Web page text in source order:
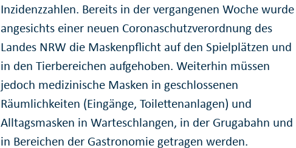
Inzidenzzahlen. Bereits in der vergangenen Woche wurde
angesichts einer neuen Coronaschutzverordnung des
Landes NRW die Maskenpflicht auf den Spielplätzen und
in den Tierbereichen aufgehoben. Weiterhin müssen
jedoch medizinische Masken in geschlossenen
Räumlichkeiten (Eingänge, Toilettenanlagen) und
Alltagsmasken in Warteschlangen, in der Grugabahn und
in Bereichen der Gastronomie getragen werden.